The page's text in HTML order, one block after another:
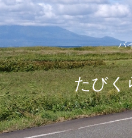
バ
たびく